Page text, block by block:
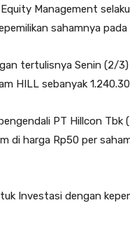
Management
sahamnya
tertulisnya Senin (2/
HILL sebanyak
PT Hillcon Tbk
di harga Rp50 per
Investasi dengan